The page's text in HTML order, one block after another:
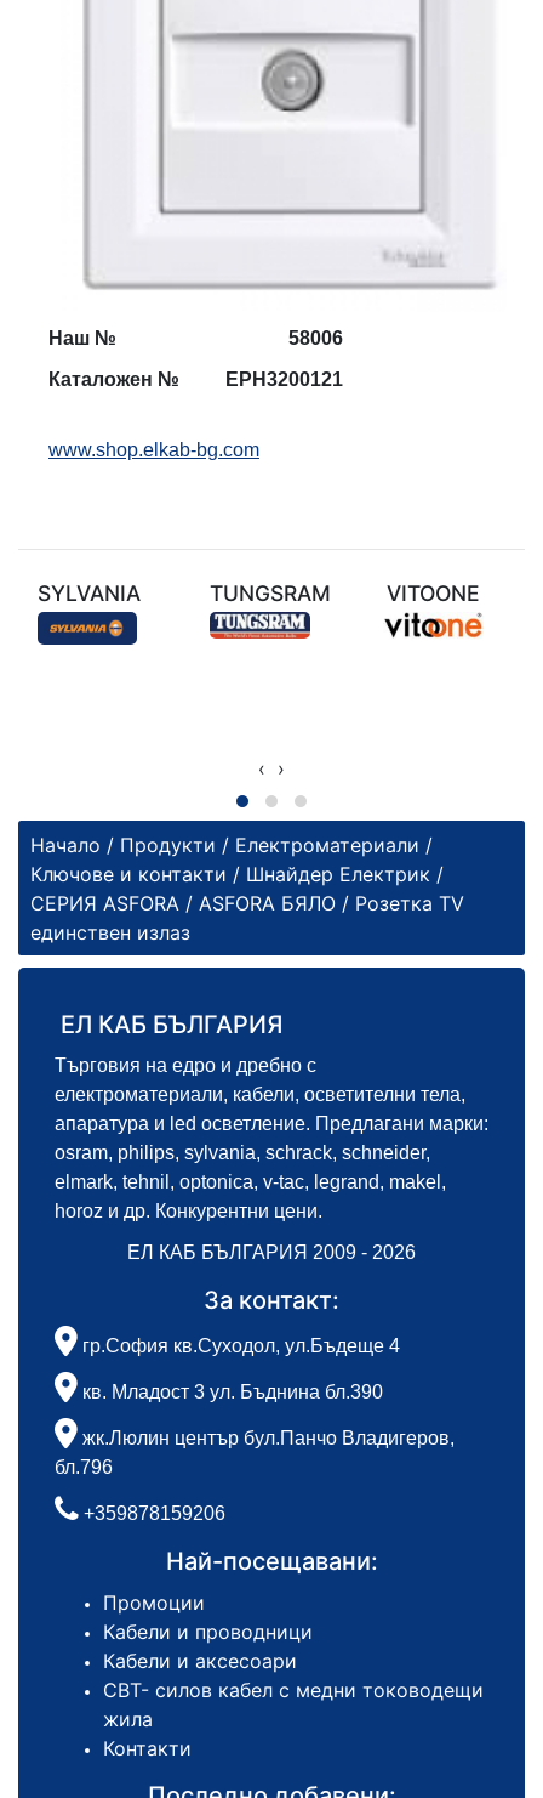
Наш №
58006
Каталожен №
EPH3200121
www.shop.elkab-bg.com
SYLVANIA TUNGSRAM VITOONE
‹ ›
Начало / Продукти / Електроматериали /
Ключове и контакти / Шнайдер Електрик /
СЕРИЯ ASFORA / ASFORA БЯЛО / Розетка TV
единствен излаз
ЕЛ КАБ БЪЛГАРИЯ
Търговия на едро и дребно с
електроматериали, кабели, осветителни тела,
апаратура и led осветление. Предлагани марки:
osram, philips, sylvania, schrack, schneider,
elmark, tehnil, optonica, v-tac, legrand, makel,
horoz и др. Конкурентни цени.
ЕЛ КАБ БЪЛГАРИЯ 2009 - 2026
За контакт:
гр.София кв.Суходол, ул.Бъдеще 4
кв. Младост 3 ул. Бъднина бл.390
жк.Люлин център бул.Панчо Владигеров,
бл.796
+359878159206
Най-посещавани:
Промоции
Кабели и проводници
Кабели и аксесоари
СВТ- силов кабел с медни тоководещи
жила
Контакти